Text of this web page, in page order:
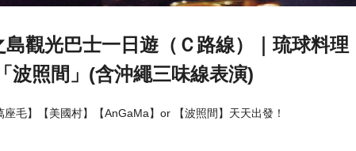
觀光巴士一日遊（Ｃ路線）｜琉球料理
波照間」(含沖繩三味線表演)
座毛】【美國村】【AnGaMa】or 【波照間】天天出發！